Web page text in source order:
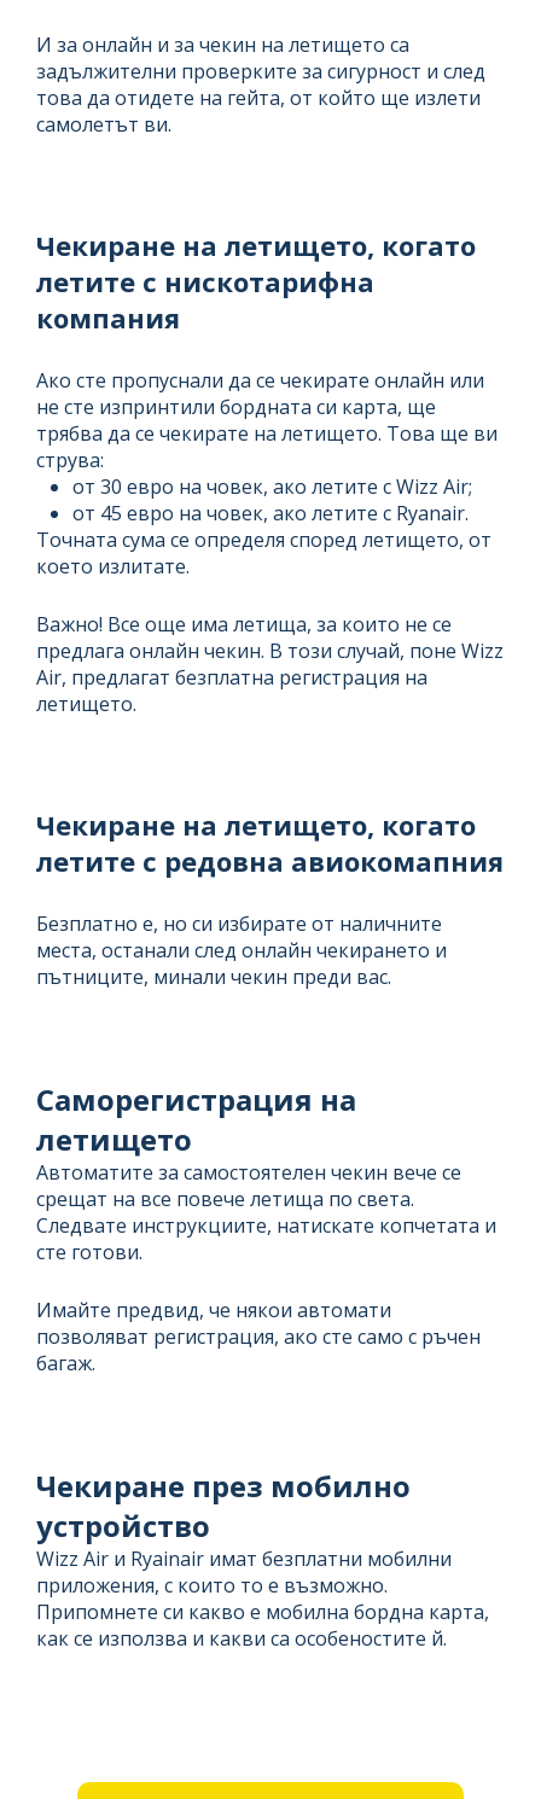
И за онлайн и за чекин на летището са
задължителни проверките за сигурност и след
това да отидете на гейта, от който ще излети
самолетът ви.
Чекиране на летището, когато
летите с нискотарифна
компания
Ако сте пропуснали да се чекирате онлайн или
не сте изпринтили бордната си карта, ще
трябва да се чекирате на летището. Това ще ви
струва:
от 30 евро на човек, ако летите с Wizz Air;
от 45 евро на човек, ако летите с Ryanair.
Точната сума се определя според летището, от
което излитате.
Важно! Все още има летища, за които не се
предлага онлайн чекин. В този случай, поне Wizz
Air, предлагат безплатна регистрация на
летището.
Чекиране на летището, когато
летите с редовна авиокомапния
Безплатно е, но си избирате от наличните
места, останали след онлайн чекирането и
пътниците, минали чекин преди вас.
Саморегистрация на
летището
Автоматите за самостоятелен чекин вече се
срещат на все повече летища по света.
Следвате инструкциите, натискате копчетата и
сте готови.
Имайте предвид, че някои автомати
позволяват регистрация, ако сте само с ръчен
багаж.
Чекиране през мобилно
устройство
Wizz Air и Ryainair имат безплатни мобилни
приложения, с които то е възможно.
Припомнете си какво е мобилна бордна карта,
как се използва и какви са особеностите й.